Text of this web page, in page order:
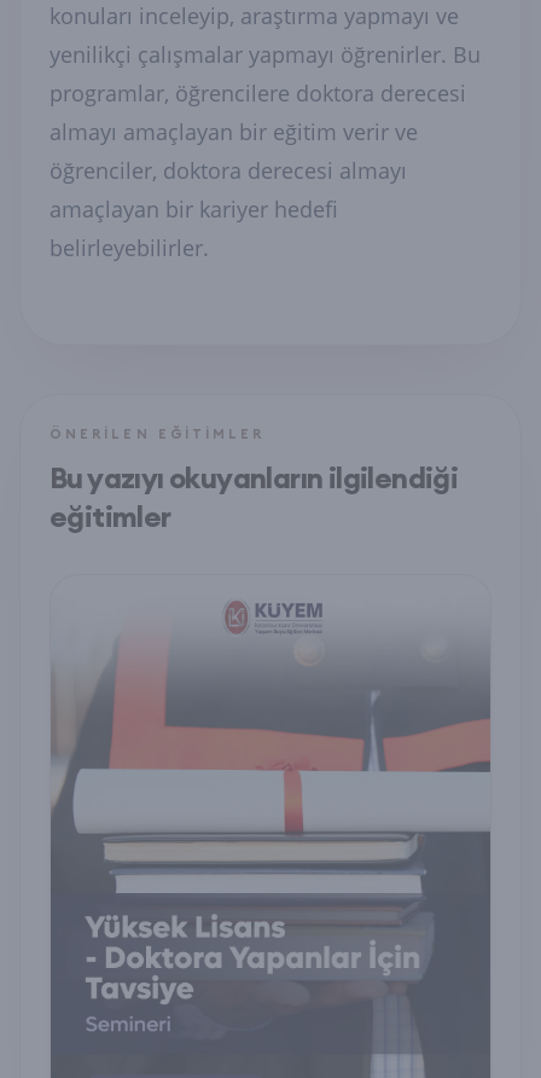
konuları inceleyip, araştırma yapmayı ve
yenilikçi çalışmalar yapmayı öğrenirler. Bu
programlar, öğrencilere doktora derecesi
almayı amaçlayan bir eğitim verir ve
öğrenciler, doktora derecesi almayı
amaçlayan bir kariyer hedefi
belirleyebilirler.
ÖNERILEN EĞITIMLER
Bu yazıyı okuyanların ilgilendiği
eğitimler